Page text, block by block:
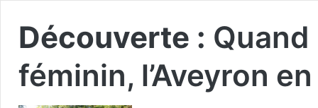
Découverte :
féminin, l’Aveyron